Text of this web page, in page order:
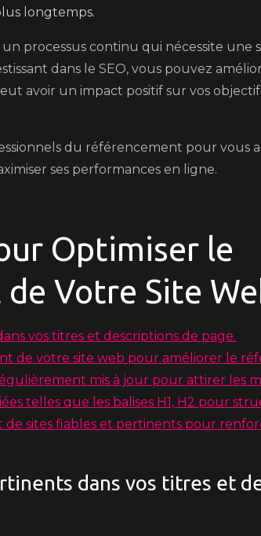
longtemps.
processus continu qui nécessite une
dans le SEO, vous pouvez
avoir un impact positif sur vos
du référencement pour vous
ses performances en ligne.
Optimiser le
Votre Site
vos titres et descriptions de page.
de votre site web pour améliorer le
mis à jour pour attirer les
telles que les balises H1, H2 pour
sites fiables et pertinents pour
dans vos titres et